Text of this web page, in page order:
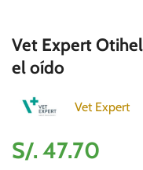
Vet Expert
el oído
Vet Expert
S/. 47.70